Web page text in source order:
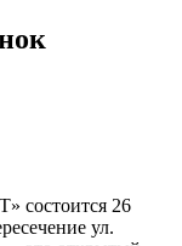
состоится 26
ул.